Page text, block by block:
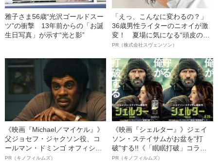
雅子さま56歳“光沢ゴールドスー
ツ”の衝撃 13年前からの「お誕
生日写真」が示す“光と影”
「えっ、こんなに変わるの？」
36歳男性ライターのニオイが激
変！ 夏場に気になる“頭皮のニ
オイ”や“ベタつき”を解消す
ト”が生み出した徹底ケアとは
PR（株式会社スヴェンソン）
《映画『Michael／マイケル』》
父ジョセフ・ジャクソン役、コ
ールマン・ドミンゴ オフィシャ
ルインタビュー“観客を魅了した
PR（キノフィルムズ）
《映画『シェルター』》ジェイ
ソン・ステイサムがお盆を“打
破”する!!《「眠眠打破」コラ
ボ》
PR（キノフィルムズ）